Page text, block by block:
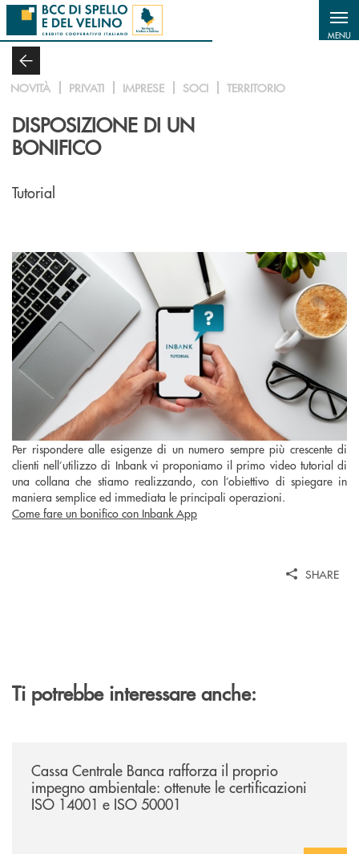
Salta al contenuto principale
MENU
NOVITÀ PRIVATI IMPRESE SOCI TERRITORIO
DISPOSIZIONE DI UN
BONIFICO
Tutorial
Per rispondere alle esigenze di un numero sempre più crescente di
clienti nell’utilizzo di Inbank vi proponiamo il primo video tutorial di
una collana che stiamo realizzando, con l’obiettivo di spiegare in
maniera semplice ed immediata le principali operazioni.
Come fare un bonifico con Inbank App
SHARE
Ti potrebbe interessare anche:
Cassa Centrale Banca rafforza il proprio
impegno ambientale: ottenute le certificazioni
ISO 14001 e ISO 50001